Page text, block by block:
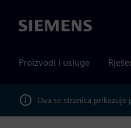
Siemens
Proizvodi i usluge
Ova se stranica